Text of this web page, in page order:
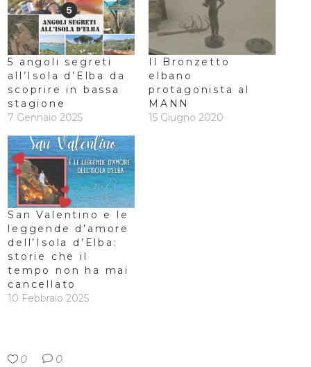
5 angoli segreti
all’Isola d’Elba da
scoprire in bassa
stagione
7 Gennaio 2025
Il Bronzetto
elbano
protagonista al
MANN
15 Giugno 2020
San Valentino e le
leggende d’amore
dell’Isola d’Elba:
storie che il
tempo non ha mai
cancellato
10 Febbraio 2025
0 0